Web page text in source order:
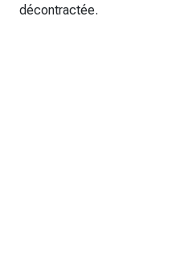
décontractée.